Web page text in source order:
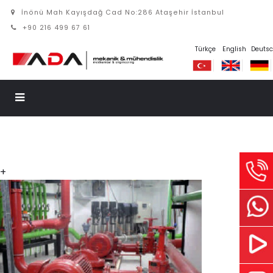
İnönü Mah Kayışdağ Cad No:286 Ataşehir İstanbul
+90 216 499 67 61
Türkçe English
+